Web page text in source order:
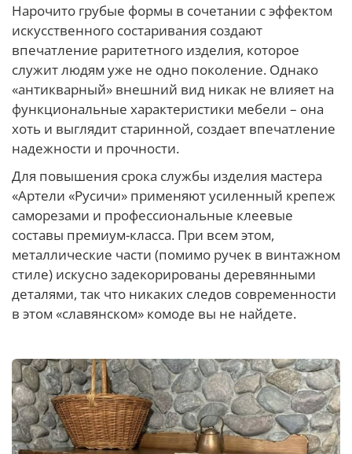
Нарочито грубые формы в сочетании с эффектом
искусственного состаривания создают
впечатление раритетного изделия, которое
служит людям уже не одно поколение. Однако
«антикварный» внешний вид никак не влияет на
функциональные характеристики мебели – она
хоть и выглядит старинной, создает впечатление
надежности и прочности.
Для повышения срока службы изделия мастера
«Артели «Русичи» применяют усиленный крепеж
саморезами и профессиональные клеевые
составы премиум-класса. При всем этом,
металлические части (помимо ручек в винтажном
стиле) искусно задекорированы деревянными
деталями, так что никаких следов современности
в этом «славянском» комоде вы не найдете.